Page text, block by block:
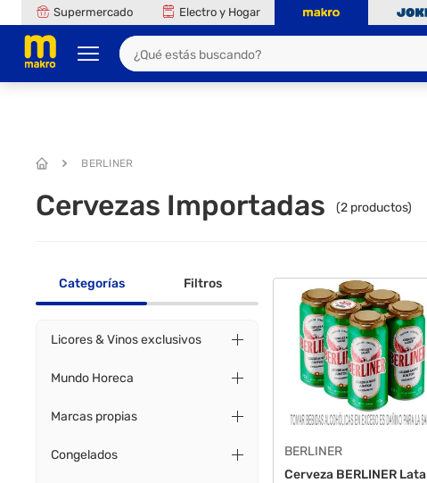
Supermercado Electro y Hogar
BERLINER
Cervezas Importadas (2 productos)
Categorías Filtros
Licores & Vinos exclusivos
Mundo Horeca
Marcas propias
Congelados
BERLINER
Cerveza BERLINER Lata